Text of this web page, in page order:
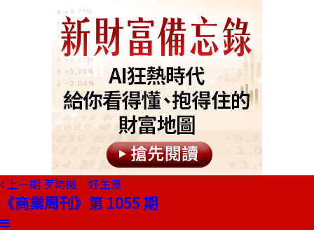
上一期 歹時機 好生意
《商業周刊》第 1055 期